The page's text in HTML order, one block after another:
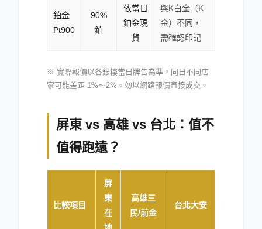
鉑金
Pt900
90%
鉑
依當日
鉑金現
貨
與K白金（K
金）不同，
需確認印記
※ 實際報價以各銀樓當日牌告為準，同日不同店
家可能差距 1%～2%。勿以網路報價直接成交。
屏東 vs 高雄 vs 台北：值不
值得跑遠？
比較項目
屏
東
在
地
高雄三
民/前金
台北大安